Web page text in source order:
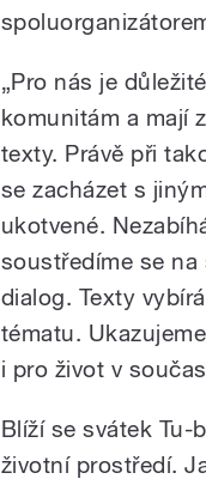
„Pro nás je
komunitám a mají
texty. Právě při
se zacházet s
ukotvené.
soustředíme se
dialog. Texty
tématu.
i pro život v
Blíží se svátek Tu-
životní prostředí.